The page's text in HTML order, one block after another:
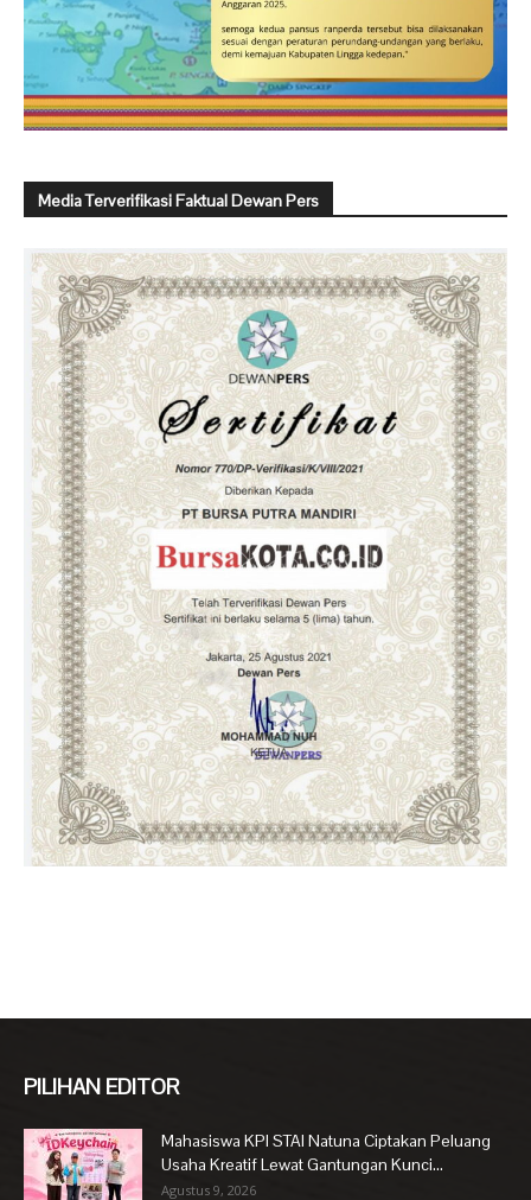
Media Terverifikasi Faktual Dewan Pers
PILIHAN EDITOR
Mahasiswa KPI STAI Natuna Ciptakan Peluang
Usaha Kreatif Lewat Gantungan Kunci...
Agustus 9, 2026